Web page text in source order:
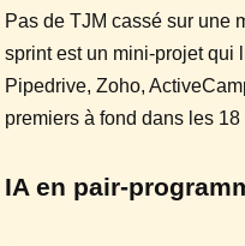
Pas de TJM cassé sur une
sprint est un mini-projet qui
Pipedrive, Zoho,
premiers à fond dans les 18
IA en pair-